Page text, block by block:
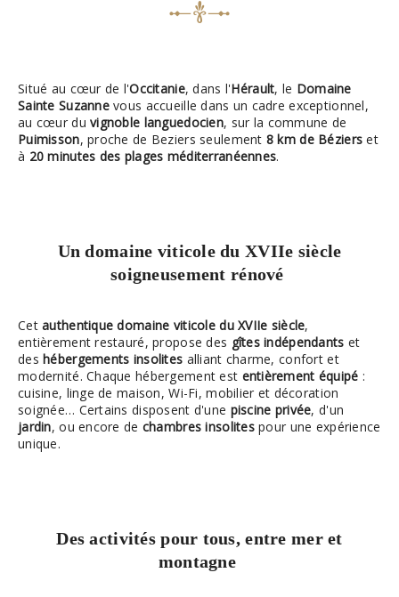
Situé au cœur de l'Occitanie, dans l'Hérault, le Domaine
Sainte Suzannevous accueille dans un cadre exceptionnel,
au cœur duvignoble languedocien, sur la commune de
Puimisson, proche de Beziers seulement 8 km de Béziers et
à 20 minutes des plages méditerranéennes.
Un domaine viticole du XVIIe siècle
soigneusement rénové
Cetauthentique domaine viticole du XVIIe siècle,
entièrement restauré, propose des gîtes indépendants et
des hébergements insolites alliant charme, confort et
modernité. Chaque hébergement est entièrement équipé :
cuisine, linge de maison, Wi-Fi, mobilier et décoration
soignée… Certains disposent d'une piscine privée, d'un
jardin, ou encore de chambres insolitespour une expérience
unique.
Des activités pour tous, entre mer et
montagne